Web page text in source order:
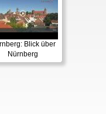
Blick über
Nürnberg